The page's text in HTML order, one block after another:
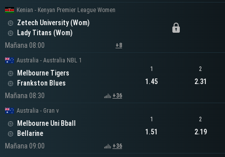
Kenian - Kenyan Premier League Women
Zetech University (Wom)
Lady Titans (Wom)
Mañana 08:00
+8
Australia - Australia NBL 1
Melbourne Tigers
Frankston Blues
Mañana 08:30
+36
1
1.45
2
2.31
Australia - Gran v
Melbourne Uni Bball
Bellarine
Mañana 09:00
+36
1
1.51
2
2.19